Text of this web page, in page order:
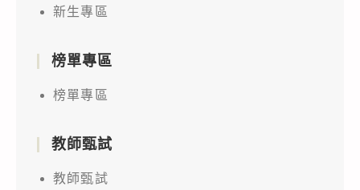
新生專區
榜單專區
榜單專區
教師甄試
教師甄試